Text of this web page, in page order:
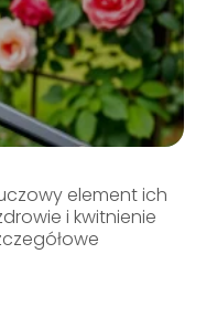
element ich
i kwitnienie